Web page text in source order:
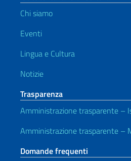
Chi siamo
Eventi
Lingua e Cultura
Notizie
Trasparenza
Amministrazione trasparente –
Amministrazione trasparente –
Domande frequenti